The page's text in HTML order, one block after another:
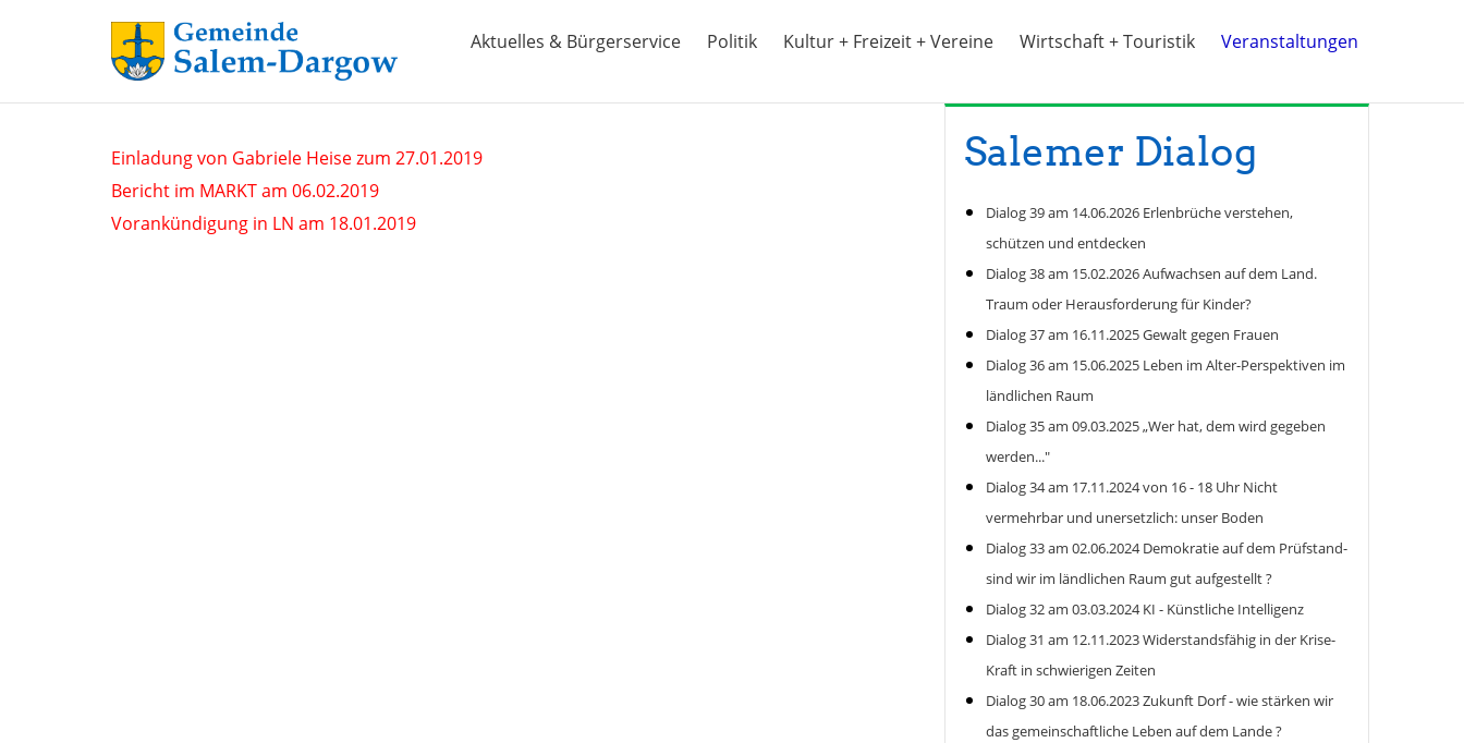
Aktuelles & Bürgerservice Politik Kultur + Freizeit + Vereine Wirtschaft + Touristik Veranstaltungen
Einladung von Gabriele Heise zum 27.01.2019
Bericht im MARKT am 06.02.2019
Vorankündigung in LN am 18.01.2019
Salemer Dialog
Dialog 39 am 14.06.2026 Erlenbrüche verstehen,
schützen und entdecken
Dialog 38 am 15.02.2026 Aufwachsen auf dem Land.
Traum oder Herausforderung für Kinder?
Dialog 37 am 16.11.2025 Gewalt gegen Frauen
Dialog 36 am 15.06.2025 Leben im Alter-Perspektiven im
ländlichen Raum
Dialog 35 am 09.03.2025 „Wer hat, dem wird gegeben
werden..."
Dialog 34 am 17.11.2024 von 16 - 18 Uhr Nicht
vermehrbar und unersetzlich: unser Boden
Dialog 33 am 02.06.2024 Demokratie auf dem Prüfstand-
sind wir im ländlichen Raum gut aufgestellt ?
Dialog 32 am 03.03.2024 KI - Künstliche Intelligenz
Dialog 31 am 12.11.2023 Widerstandsfähig in der Krise-
Kraft in schwierigen Zeiten
Dialog 30 am 18.06.2023 Zukunft Dorf - wie stärken wir
das gemeinschaftliche Leben auf dem Lande ?